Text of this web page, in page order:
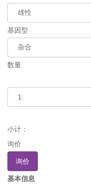
基因型
数量
小计：
询价
询价
基本信息